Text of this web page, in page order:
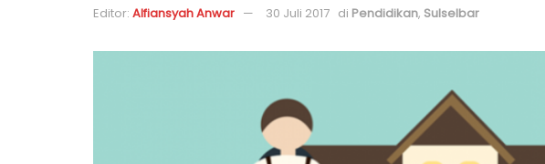
Editor: Alfiansyah Anwar 30 Juli 2017 di Pendidikan, Sulselbar